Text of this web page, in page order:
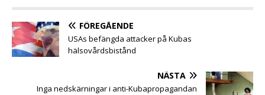
FÖREGÅENDE
USAs befängda attacker på Kubas
hälsovårdsbistånd
NÄSTA
Inga nedskärningar i anti-Kubapropagandan